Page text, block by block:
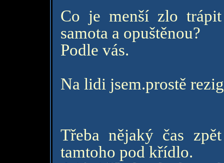
Co je menší zlo
samota a opuštěnou?
Podle vás.
Na lidi jsem.prostě
Třeba nějaký čas
tamtoho pod křídlo.